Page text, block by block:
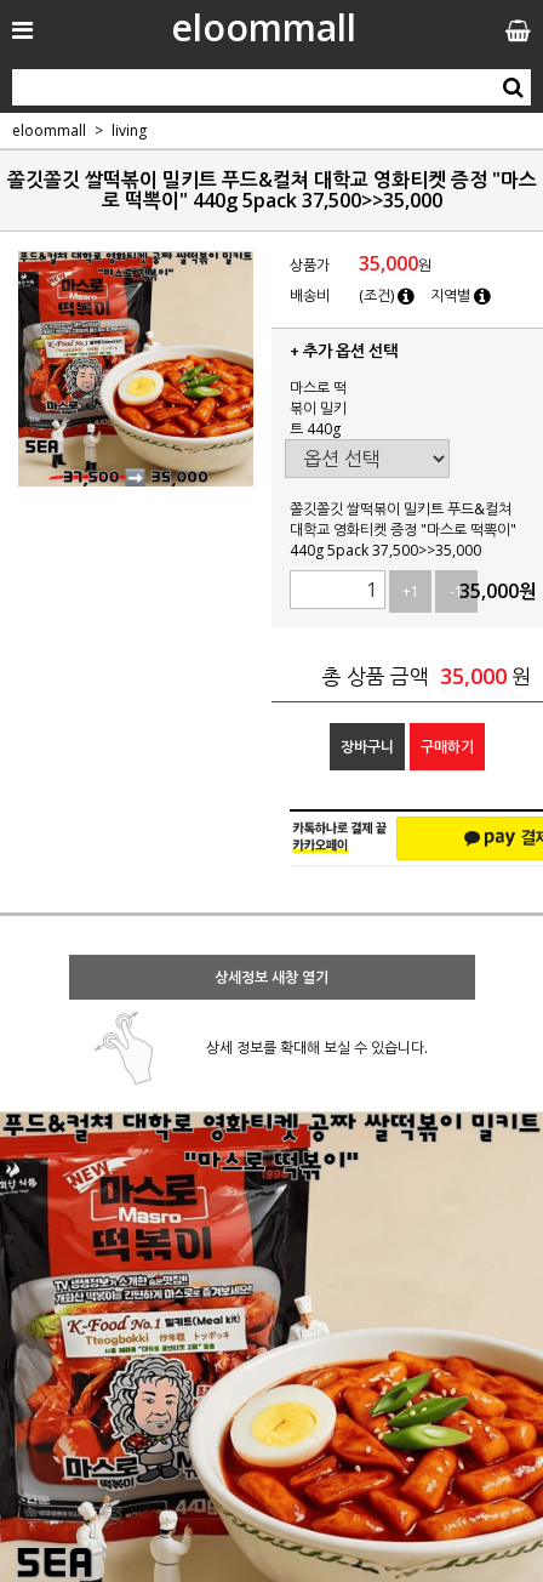
eloommall
eloommall living
쫄깃쫄깃 쌀떡볶이 밀키트 푸드&컬쳐 대학교 영화티켓 증정 "마스
로 떡뽁이" 440g 5pack 37,500>>35,000
상품가 35,000원
배송비
(조건) 지역별
+ 추가 옵션 선택
마스로 떡
볶이 밀키
트 440g
쫄깃쫄깃 쌀떡볶이 밀키트 푸드&컬쳐
대학교 영화티켓 증정 "마스로 떡뽁이"
440g 5pack 37,500>>35,000
+1
-135,000원
총 상품 금액 35,000 원
장바구니 구매하기
상세정보 새창 열기
상세 정보를 확대해 보실 수 있습니다.